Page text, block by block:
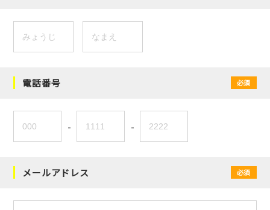
電話番号 必須
- -
メールアドレス 必須